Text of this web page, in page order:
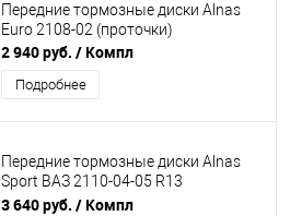
Передние тормозные диски Alnas
Euro 2108-02 (проточки)
2 940 руб. / Компл
Подробнее
Передние тормозные диски Alnas
Sport ВАЗ 2110-04-05 R13
(перфорация, проточки)
3 640 руб. / Компл